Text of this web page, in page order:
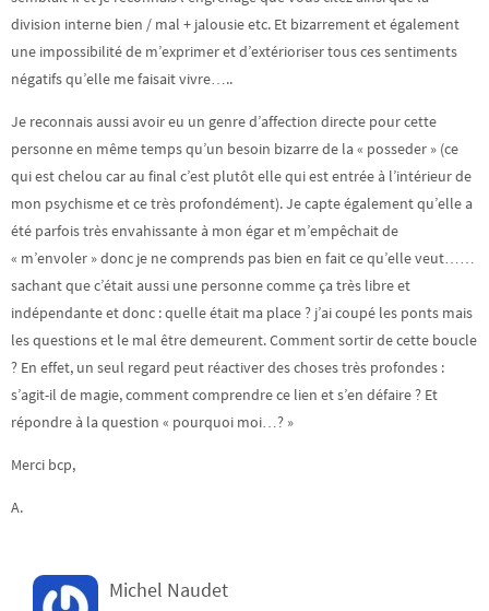
division interne bien / mal + jalousie etc. Et bizarrement et également
une impossibilité de m’exprimer et d’extérioriser tous ces sentiments
négatifs qu’elle me faisait vivre…..
Je reconnais aussi avoir eu un genre d’affection directe pour cette
personne en même temps qu’un besoin bizarre de la « posseder » (ce
qui est chelou car au final c’est plutôt elle qui est entrée à l’intérieur de
mon psychisme et ce très profondément). Je capte également qu’elle a
été parfois très envahissante à mon égar et m’empêchait de
« m’envoler » donc je ne comprends pas bien en fait ce qu’elle veut……
sachant que c’était aussi une personne comme ça très libre et
indépendante et donc : quelle était ma place ? j’ai coupé les ponts mais
les questions et le mal être demeurent. Comment sortir de cette boucle
? En effet, un seul regard peut réactiver des choses très profondes :
s’agit-il de magie, comment comprendre ce lien et s’en défaire ? Et
répondre à la question « pourquoi moi…? »
Merci bcp,
A.
Michel Naudet